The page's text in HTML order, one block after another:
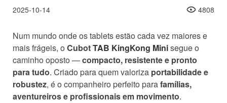
2025-10-14 4808
Num mundo onde os tablets estão cada vez maiores e
mais frágeis, o CubotTAB KingKong Minisegue o
caminho oposto —compacto, resistente e pronto
para tudo. Criado para quem valoriza portabilidade e
robustez, é o companheiro perfeito parafamílias,
aventureiros e profissionais em movimento.